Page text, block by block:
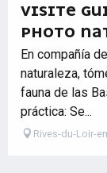
VISITE
PHOTO
En compañía
naturaleza,
fauna de las
práctica: Se...
Rives-du-Loir-